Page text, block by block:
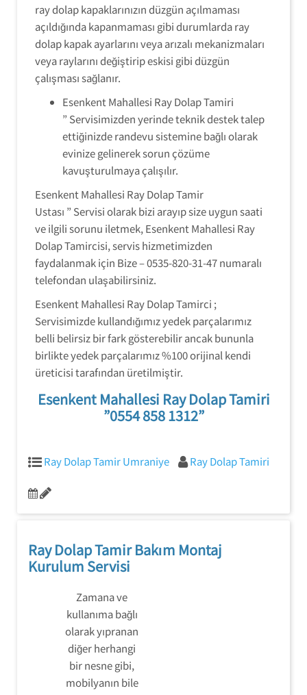
ray dolap kapaklarınızın düzgün açılmaması
açıldığında kapanmaması gibi durumlarda ray
dolap kapak ayarlarını veya arızalı mekanizmaları
veya raylarını değiştirip eskisi gibi düzgün
çalışması sağlanır.
Esenkent Mahallesi Ray Dolap Tamiri
” Servisimizden yerinde teknik destek talep
ettiğinizde randevu sistemine bağlı olarak
evinize gelinerek sorun çözüme
kavuşturulmaya çalışılır.
Esenkent Mahallesi Ray Dolap Tamir
Ustası ” Servisi olarak bizi arayıp size uygun saati
ve ilgili sorunu iletmek, Esenkent Mahallesi Ray
Dolap Tamircisi, servis hizmetimizden
faydalanmak için Bize – 0535-820-31-47 numaralı
telefondan ulaşabilirsiniz.
Esenkent Mahallesi Ray Dolap Tamirci ;
Servisimizde kullandığımız yedek parçalarımız
belli belirsiz bir fark gösterebilir ancak bununla
birlikte yedek parçalarımız %100 orijinal kendi
üreticisi tarafından üretilmiştir.
Esenkent Mahallesi Ray Dolap Tamiri
”0554 858 1312”
Ray Dolap Tamir Umraniye Ray Dolap Tamiri
Ray Dolap Tamir Bakım Montaj
Kurulum Servisi
Zamana ve
kullanıma bağlı
olarak yıpranan
diğer herhangi
bir nesne gibi,
mobilyanın bile